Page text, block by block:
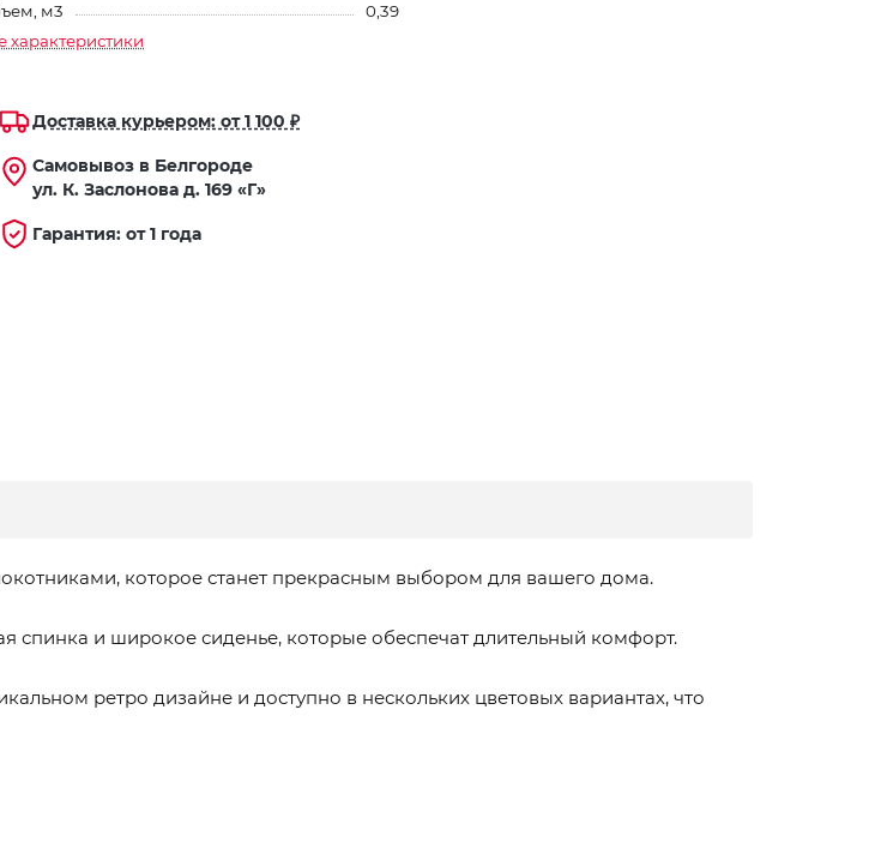
м3
0,39
характеристики
Доставка курьером: от 1 100 ₽
Самовывоз в Белгороде
ул. К. Заслонова д. 169 «Г»
Гарантия: от 1 года
которое станет прекрасным выбором для вашего дома.
спинка и широкое сиденье, которые обеспечат длительный комфорт.
ретро дизайне и доступно в нескольких цветовых вариантах, что